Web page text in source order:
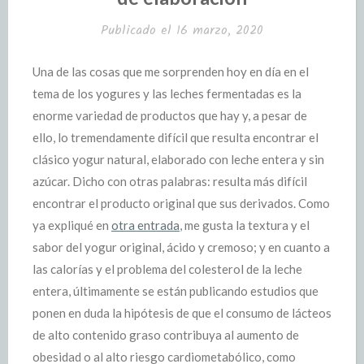
Publicado el 16 marzo, 2020
Una de las cosas que me sorprenden hoy en día en el
tema de los yogures y las leches fermentadas es la
enorme variedad de productos que hay y, a pesar de
ello, lo tremendamente difícil que resulta encontrar el
clásico yogur natural, elaborado con leche entera y sin
azúcar. Dicho con otras palabras: resulta más difícil
encontrar el producto original que sus derivados. Como
ya expliqué en otra entrada , me gusta la textura y el
sabor del yogur original, ácido y cremoso; y en cuanto a
las calorías y el problema del colesterol de la leche
entera, últimamente se están publicando estudios que
ponen en duda la hipótesis de que el consumo de lácteos
de alto contenido graso contribuya al aumento de
obesidad o al alto riesgo cardiometabólico, como